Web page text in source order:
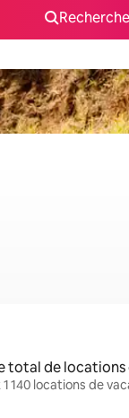
total de locations
1 140 locations de